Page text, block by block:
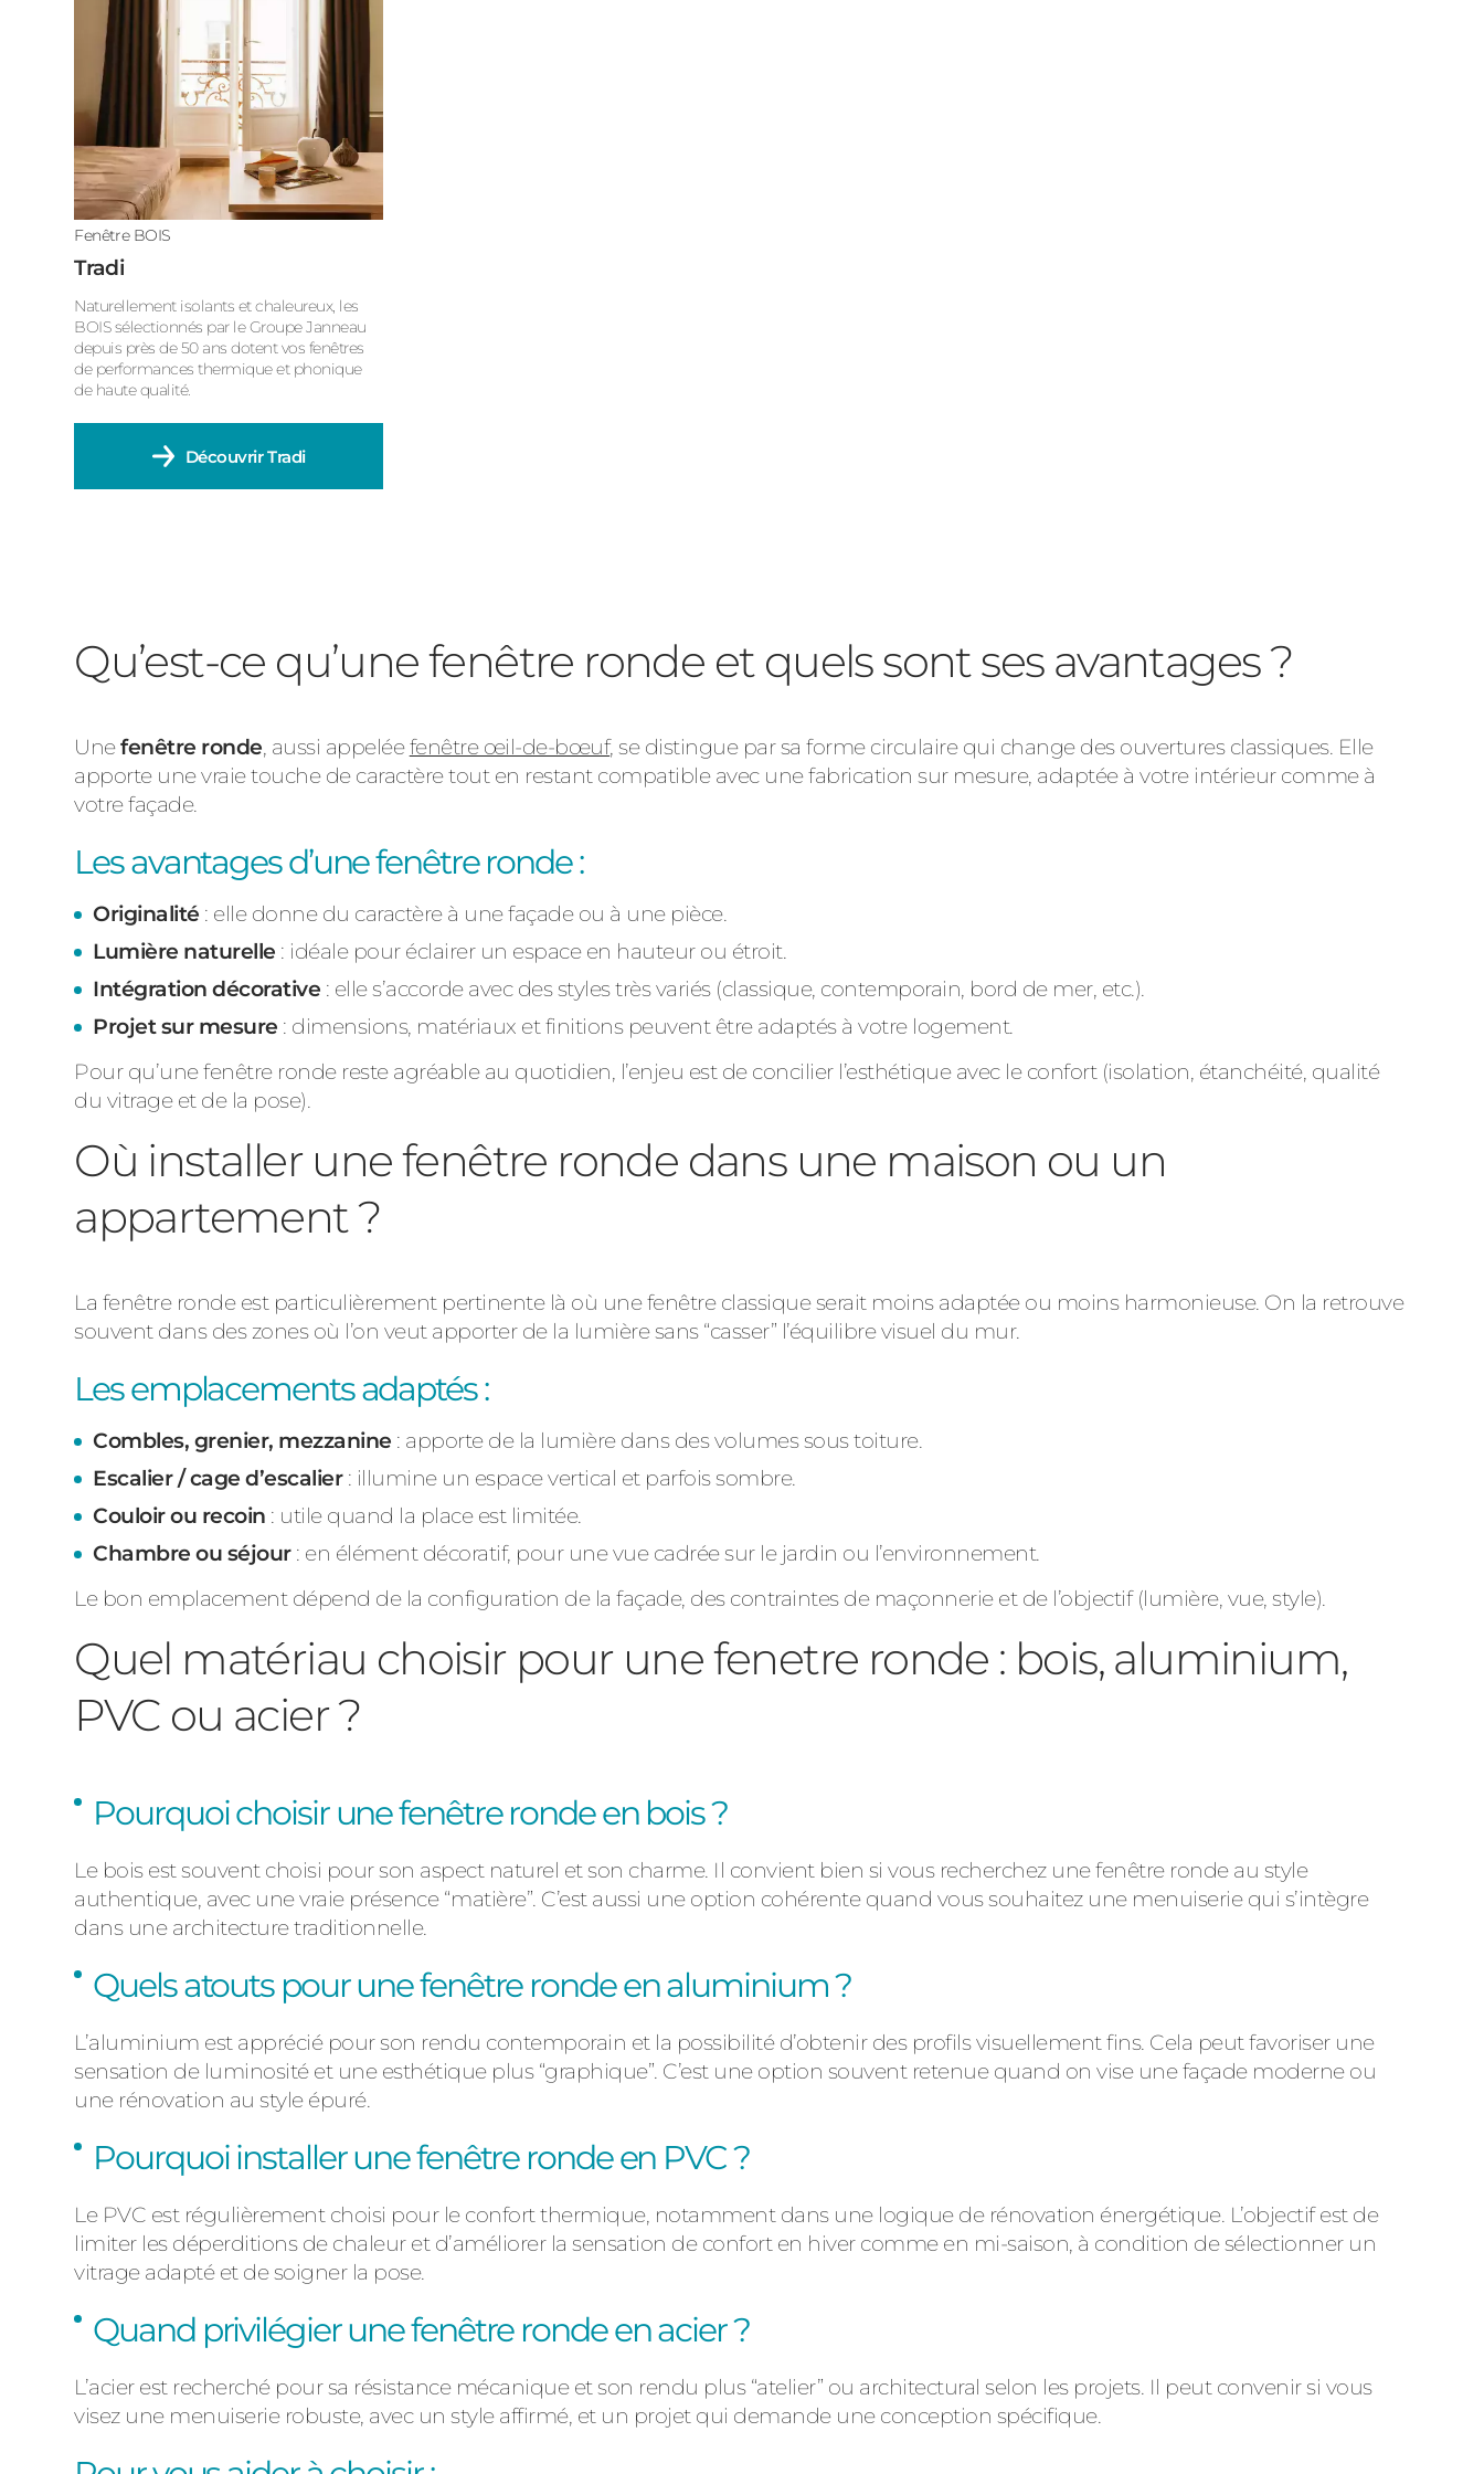
Fenêtre BOIS
Tradi
Naturellement isolants et chaleureux, les
BOIS sélectionnés par le Groupe Janneau
depuis près de 50 ans dotent vos fenêtres
de performances thermique et phonique
de haute qualité.
DécouvrirTradi
Qu’est-ce qu’une fenêtre ronde et quels sont ses avantages ?
Unefenêtre ronde, aussi appeléefenêtre œil-de-bœuf, se distingue par sa forme circulaire qui change des ouvertures classiques. Elle
apporte une vraie touche de caractère tout en restant compatible avec une fabrication sur mesure, adaptée à votre intérieur comme à
votre façade.
Les avantages d’une fenêtre ronde :
Originalité : elle donne du caractère à une façade ou à une pièce.
Lumière naturelle : idéale pour éclairer un espace en hauteur ou étroit.
Intégration décorative : elle s’accorde avec des styles très variés (classique, contemporain, bord de mer, etc.).
Projet sur mesure : dimensions, matériaux et finitions peuvent être adaptés à votre logement.
Pour qu’une fenêtre ronde reste agréable au quotidien, l’enjeu est de concilier l’esthétique avec le confort (isolation, étanchéité, qualité
du vitrage et de la pose).
Où installer une fenêtre ronde dans une maison ou un
appartement ?
La fenêtre ronde est particulièrement pertinente là où une fenêtre classique serait moins adaptée ou moins harmonieuse. On la retrouve
souvent dans des zones où l’on veut apporter de la lumière sans “casser” l’équilibre visuel du mur.
Les emplacements adaptés :
Combles, grenier, mezzanine : apporte de la lumière dans des volumes sous toiture.
Escalier / cage d’escalier: illumine un espace vertical et parfois sombre.
Couloir ou recoin : utile quand la place est limitée.
Chambre ou séjour: en élément décoratif, pour une vue cadrée sur le jardin ou l’environnement.
Le bon emplacement dépend de la configuration de la façade, des contraintes de maçonnerie et de l’objectif (lumière, vue, style).
Quel matériau choisir pour une fenetre ronde : bois, aluminium,
PVC ou acier ?
Pourquoi choisir une fenêtre ronde en bois ?
Le boisest souvent choisi pour son aspect naturel et son charme. Il convient bien si vous recherchez une fenêtre ronde au style
authentique, avec une vraie présence “matière”. C’est aussi une option cohérente quand vous souhaitez une menuiserie qui s’intègre
dans une architecture traditionnelle.
Quels atouts pour une fenêtre ronde en aluminium ?
L’aluminium est apprécié pour son rendu contemporain et la possibilité d’obtenir des profils visuellement fins. Cela peut favoriser une
sensation de luminositéet une esthétique plus “graphique”. C’est une option souvent retenue quand on vise une façade moderne ou
une rénovation au style épuré.
Pourquoi installer une fenêtre ronde en PVC ?
Le PVC est régulièrement choisi pour le confort thermique, notamment dans une logique de rénovation énergétique. L’objectif est de
limiter les déperditions de chaleur et d’améliorer la sensation de confort en hiver comme en mi-saison, à condition de sélectionner un
vitrage adapté et de soigner la pose.
Quand privilégier une fenêtre ronde en acier ?
L’acierest recherché pour sa résistance mécaniqueet son rendu plus “atelier” ou architectural selon les projets. Il peut convenir si vous
visez une menuiserie robuste, avec un style affirmé, et un projet qui demande une conception spécifique.